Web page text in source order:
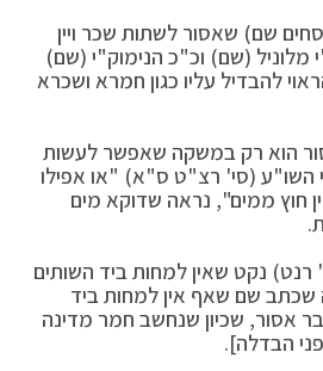
שם) שאסור לשתות שכר ויין
מלוניל (שם) וכ"כ הנימוק"י (שם)
להבדיל עליו כגון חמרא ושכרא
הוא רק במשקה שאפשר לעשות
השו"ע (סי' רצ"ט ס"א) "או אפילו
חוץ ממים", נראה שדוקא מים
נקט שאין למחות ביד השותים
שם שאף אין למחות ביד
אסור, שכיון שנחשב חמר מדינה
הבדלה].